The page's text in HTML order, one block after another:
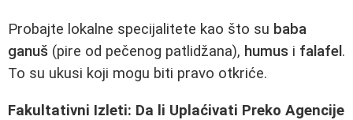
Probajte lokalne specijalitete kao što su baba
ganuš (pire od pečenog patlidžana), humus i falafel .
To su ukusi koji mogu biti pravo otkriće.
Fakultativni Izleti: Da li Uplaćivati Preko Agencije